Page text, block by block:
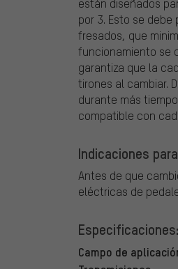
están diseñados
por 3. Esto se
fresados, que
funcionamiento se
garantiza que la
tirones al cambiar.
durante más
compatible con
Indicaciones
Antes de que
eléctricas de
Especificaciones:
Campo de